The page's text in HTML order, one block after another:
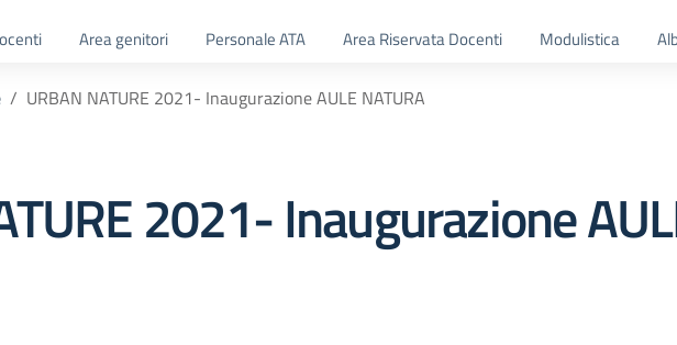
Area genitori Personale ATA Area Riservata Docenti Modulistica
URBAN NATURE 2021- Inaugurazione AULE NATURA
2021- Inaugurazione